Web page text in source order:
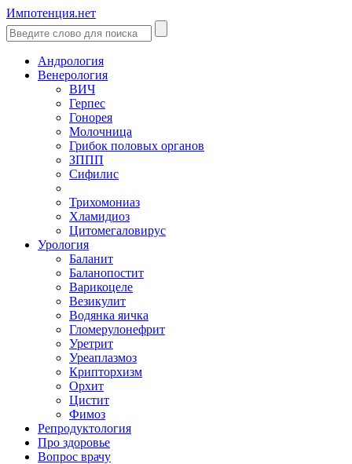
Импотенция.нет
Андрология
Венерология
ВИЧ
Герпес
Гонорея
Молочница
Грибок половых органов
ЗППП
Сифилис
Трихомониаз
Хламидиоз
Цитомегаловирус
Урология
Баланит
Баланопостит
Варикоцеле
Везикулит
Водянка яичка
Гломерулонефрит
Уретрит
Уреаплазмоз
Крипторхизм
Орхит
Цистит
Фимоз
Репродуктология
Про здоровье
Вопрос врачу